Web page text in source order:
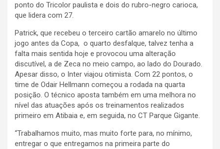
ponto do Tricolor paulista e dois do rubro-negro carioca,
que lidera com 27.
Patrick, que recebeu o terceiro cartão amarelo no último
jogo antes da Copa, o quarto desfalque, talvez tenha a
falta mais sentida hoje e provocou uma alteração
discutível, a de Zeca no meio campo, ao lado do Dourado.
Apesar disso, o Inter viajou otimista. Com 22 pontos, o
time de Odair Hellmann começou a rodada na quarta
posição. O técnico aposta também em uma melhora no
nível das atuações após os treinamentos realizados
primeiro em Atibaia e, em seguida, no CT Parque Gigante.
“Trabalhamos muito, mas muito forte para, no mínimo,
entregar o que entregamos na primeira parte do